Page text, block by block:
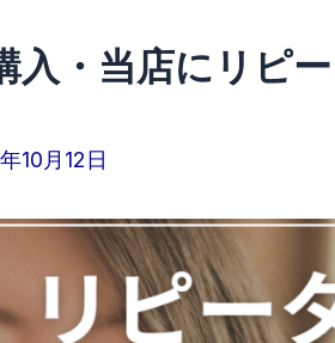
入・当店にリピ
10月12日